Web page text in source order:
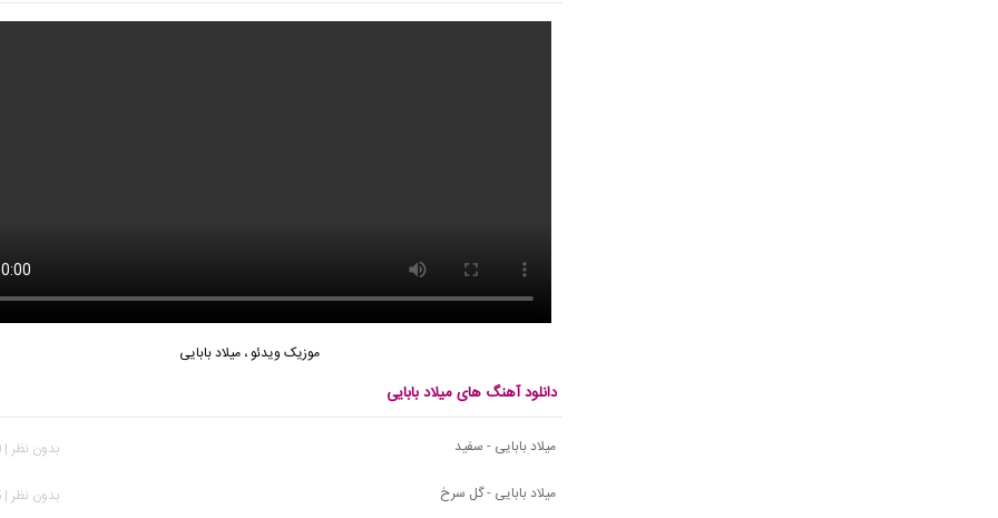
موزیک ویدئو ، میلاد بابایی
دانلود آهنگ های میلاد بابایی
میلاد بابایی - سفید
بدون نظر | 460 بازدید
میلاد بابایی - گل سرخ
بدون نظر | 765 بازدید